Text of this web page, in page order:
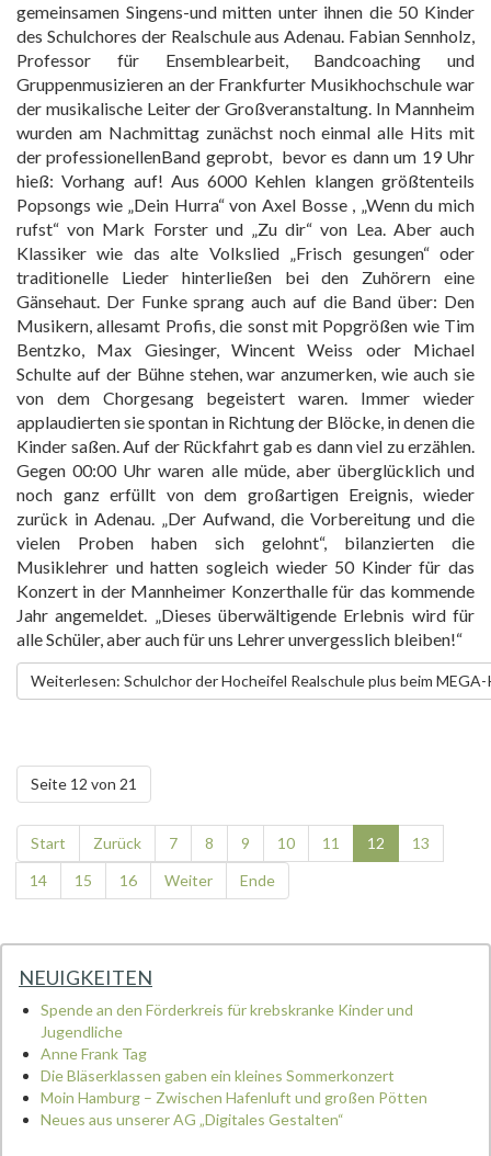
gemeinsamen Singens-und mitten unter ihnen die 50 Kinder
des Schulchores der Realschule aus Adenau. Fabian Sennholz,
Professor für Ensemblearbeit, Bandcoaching und
Gruppenmusizieren an der Frankfurter Musikhochschule war
der musikalische Leiter der Großveranstaltung. In Mannheim
wurden am Nachmittag zunächst noch einmal alle Hits mit
der professionellenBand geprobt, bevor es dann um 19 Uhr
hieß: Vorhang auf! Aus 6000 Kehlen klangen größtenteils
Popsongs wie „Dein Hurra“ von Axel Bosse , „Wenn du mich
rufst“ von Mark Forster und „Zu dir“ von Lea. Aber auch
Klassiker wie das alte Volkslied „Frisch gesungen“ oder
traditionelle Lieder hinterließen bei den Zuhörern eine
Gänsehaut. Der Funke sprang auch auf die Band über: Den
Musikern, allesamt Profis, die sonst mit Popgrößen wie Tim
Bentzko, Max Giesinger, Wincent Weiss oder Michael
Schulte auf der Bühne stehen, war anzumerken, wie auch sie
von dem Chorgesang begeistert waren. Immer wieder
applaudierten sie spontan in Richtung der Blöcke, in denen die
Kinder saßen. Auf der Rückfahrt gab es dann viel zu erzählen.
Gegen 00:00 Uhr waren alle müde, aber überglücklich und
noch ganz erfüllt von dem großartigen Ereignis, wieder
zurück in Adenau. „Der Aufwand, die Vorbereitung und die
vielen Proben haben sich gelohnt“, bilanzierten die
Musiklehrer und hatten sogleich wieder 50 Kinder für das
Konzert in der Mannheimer Konzerthalle für das kommende
Jahr angemeldet. „Dieses überwältigende Erlebnis wird für
alle Schüler, aber auch für uns Lehrer unvergesslich bleiben!“
Weiterlesen: Schulchor der Hocheifel Realschule plus beim
Seite 12 von 21
Start Zurück 7 8 9 10 11 12
13
14
15 16 Weiter Ende
NEUIGKEITEN
Spende an den Förderkreis für krebskranke Kinder und
Jugendliche
Anne Frank Tag
Die Bläserklassen gaben ein kleines Sommerkonzert
Moin Hamburg – Zwischen Hafenluft und großen Pötten
Neues aus unserer AG „Digitales Gestalten“